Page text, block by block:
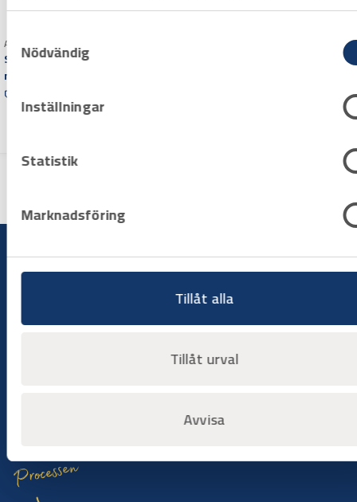
använt deras tjänster.
Samtyckesval
Nödvändig
Inställningar
Statistik
Marknadsföring
Tillåt alla
Tillåt urval
Avvisa
Art.nr 2310141
Slagringnyckel Bahco 41
mm
Hyr när du behöver det
Hyr utrustning när arbetet kräver det, utan att binda kapital
Processen